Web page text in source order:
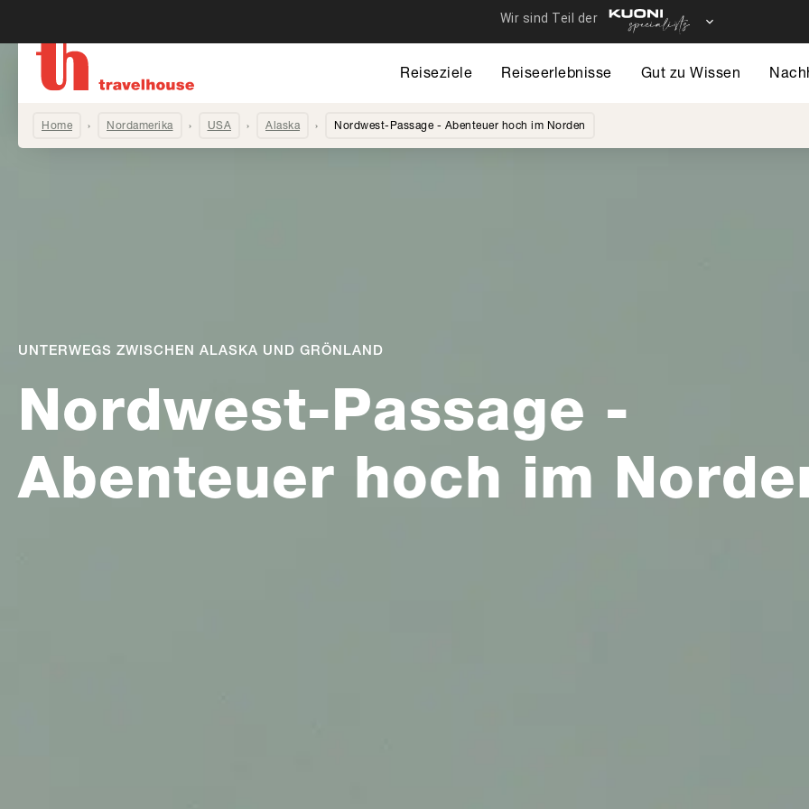
Reiseziele Reiseerlebnisse Gut zu Wissen
Home Nordamerika USA Alaska Nordwest-Passage - Abenteuer hoch im Norden
Nordwest-Passage -
Abenteuer hoch im
UNTERWEGS ZWISCHEN ALASKA UND GRÖNLAND